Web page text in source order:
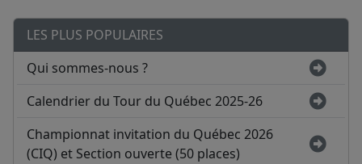
LES PLUS POPULAIRES
Qui sommes-nous ?
Calendrier du Tour du Québec 2025-26
Championnat invitation du Québec 2026
(CIQ) et Section ouverte (50 places)